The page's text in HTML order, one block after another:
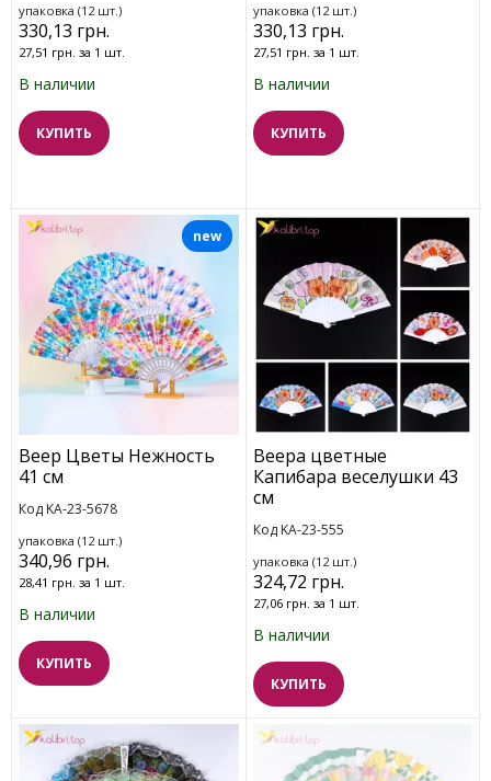
упаковка (12 шт.)
330,13 грн.
27,51 грн. за 1 шт.
В наличии
КУПИТЬ
упаковка (12 шт.)
330,13 грн.
27,51 грн. за 1 шт.
В наличии
КУПИТЬ
Веер Цветы Нежность
41 см
Код KA-23-5678
упаковка (12 шт.)
340,96 грн.
28,41 грн. за 1 шт.
В наличии
new
КУПИТЬ
Веера цветные
Капибара веселушки 43
см
Код KA-23-555
упаковка (12 шт.)
324,72 грн.
27,06 грн. за 1 шт.
В наличии
КУПИТЬ